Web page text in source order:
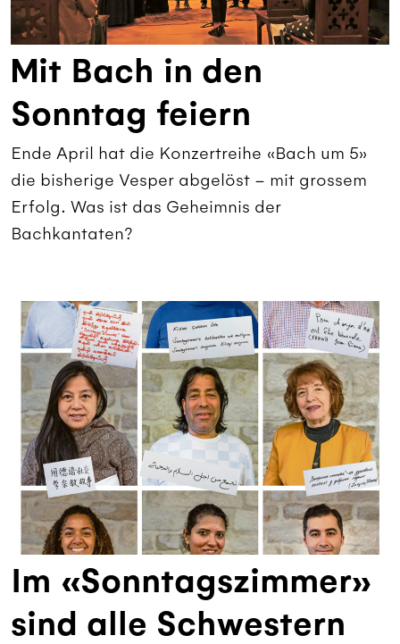
Mit Bach in den
Sonntag feiern
Ende April hat die Konzertreihe «Bach um 5»
die bisherige Vesper abgelöst – mit grossem
Erfolg. Was ist das Geheimnis der
Bachkantaten?
Im «Sonntagszimmer»
sind alle Schwestern